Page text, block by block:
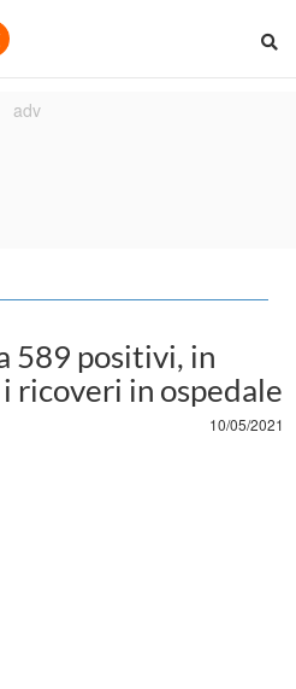
589 positivi, in
ricoveri in ospedale
10/05/2021